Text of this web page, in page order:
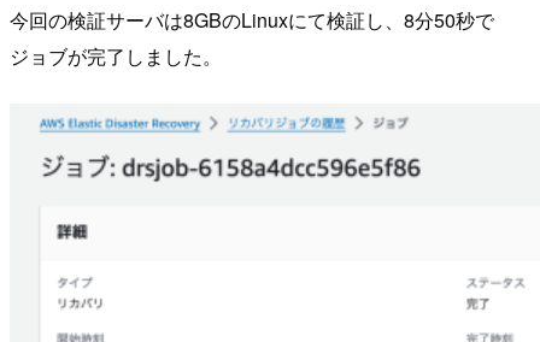
今回の検証サーバは8GBのLinuxにて検証し、8分50秒で
ジョブが完了しました。